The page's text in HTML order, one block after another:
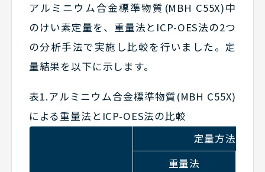
アルミニウム合金標準物質(MBH C55X)中
のけい素定量を、重量法とICP-OES法の2つ
の分析手法で実施し比較を行いました。定
量結果を以下に示します。
表1.アルミニウム合金標準物質(MBH C55X)
による重量法とICP-OES法の比較
定量方法 単位
重量法